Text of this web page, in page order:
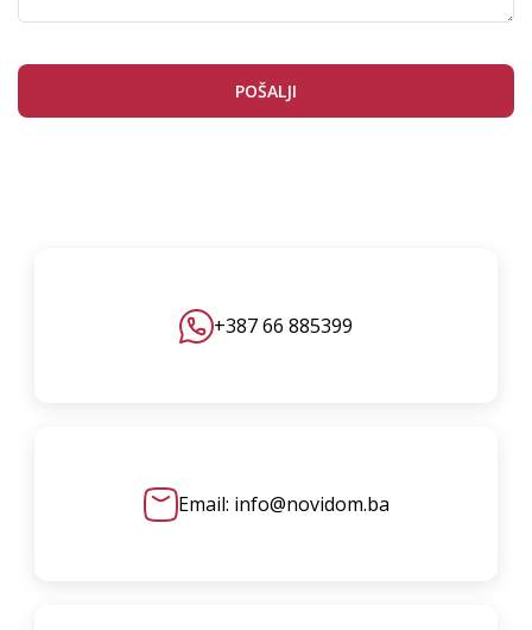
POŠALJI
+387 66 885399
Email: info@novidom.ba